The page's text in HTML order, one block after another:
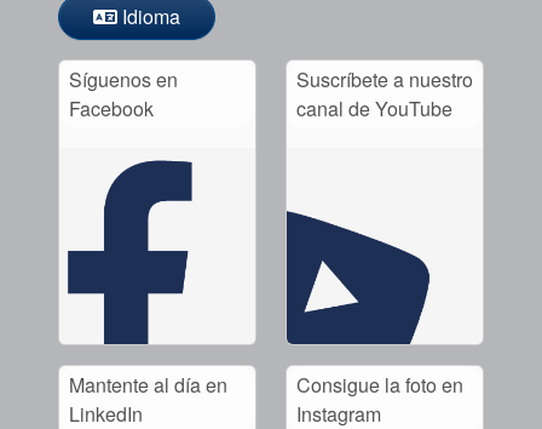
Planos de tuberías API
Guías de la industria
Folletos de productos
Vídeo
Idioma
Síguenos en
Facebook
Suscríbete a nuestro
canal de YouTube
Mantente al día en
LinkedIn
Consigue la foto en
Instagram